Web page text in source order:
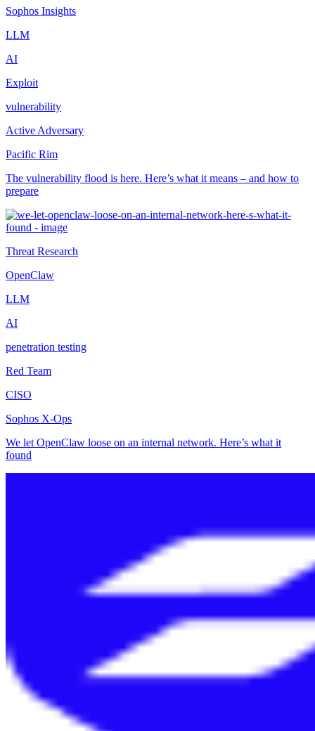
Sophos Insights
LLM
AI
Exploit
vulnerability
Active Adversary
Pacific Rim
The vulnerability flood is here. Here’s what it means – and how to
prepare
Threat Research
OpenClaw
LLM
AI
penetration testing
Red Team
CISO
Sophos X-Ops
We let OpenClaw loose on an internal network. Here’s what it
found